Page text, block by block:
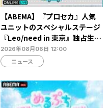
【ABEMA】『プロセカ』人気
ユニットのスペシャルステージ
『Leo/need in 東京』独占生放
送決定…ショートライブや生ア
フレコも
2026年08月06日 12:00
ニュース